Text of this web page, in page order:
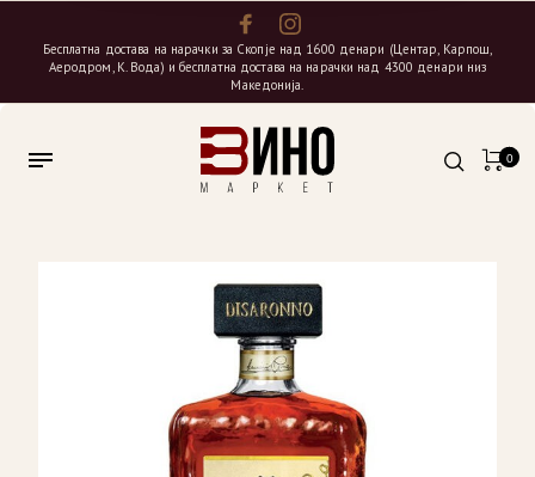
Бесплатна достава на нарачки за Скопје над 1600 денари (Центар, Карпош,
Аеродром, К. Вода) и бесплатна достава на нарачки над 4300 денари низ
Македонија.
0